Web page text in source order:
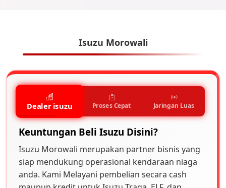
Isuzu Morowali
Dealer isuzu Proses Cepat Jaringan Luas
Keuntungan Beli Isuzu Disini?
Isuzu Morowali merupakan partner bisnis yang
siap mendukung operasional kendaraan niaga
anda. Kami Melayani pembelian secara cash